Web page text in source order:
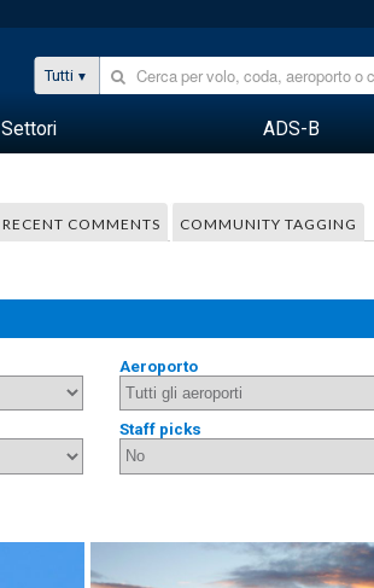
Tutti
Settori ADS-B
RECENT COMMENTS COMMUNITY TAGGING
Aeroporto
Staff picks